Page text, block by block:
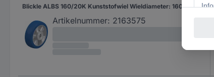
Blickle ALBS 160/20K Kunststofwiel Wieldiameter: 160 mm Draagvermogen (max.): 580 kg 1 stuk(s)
Artikelnummer: 2163575